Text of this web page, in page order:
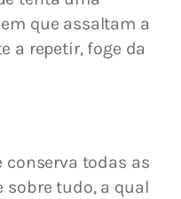
que assaltam a
a repetir, foge da
conserva todas as
tudo, a qual